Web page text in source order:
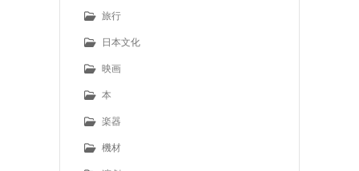
旅行
日本文化
映画
本
楽器
機材